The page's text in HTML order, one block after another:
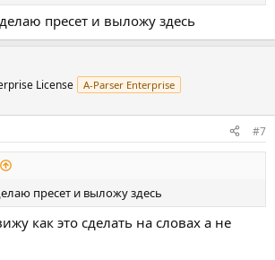
пресет и выложу здесь
License A-Parser Enterprise
#7
пресет и выложу здесь
как это сделать на словах а не